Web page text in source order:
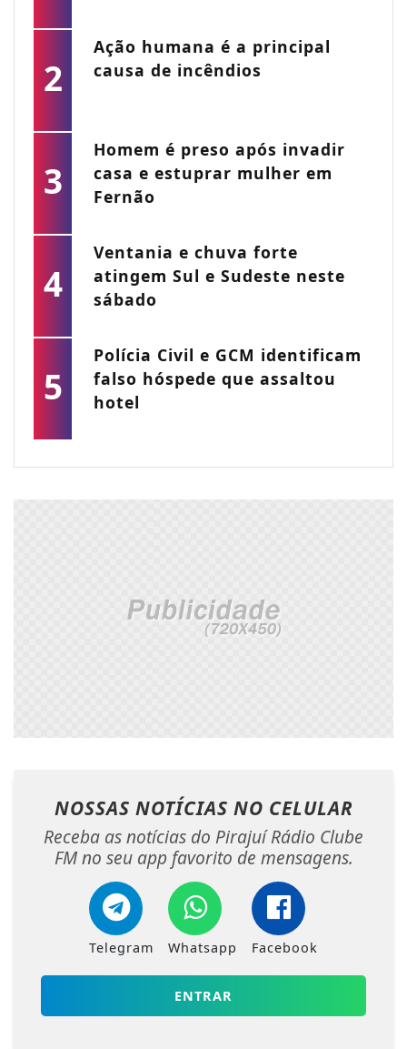
2
Ação humana é a principal
causa de incêndios
3
Homem é preso após invadir
casa e estuprar mulher em
Fernão
4
Ventania e chuva forte
atingem Sul e Sudeste neste
sábado
5
Polícia Civil e GCM identificam
falso hóspede que assaltou
hotel
NOSSAS NOTÍCIAS NO CELULAR
Receba as notícias do Pirajuí Rádio Clube
FM no seu app favorito de mensagens.
Telegram Whatsapp Facebook
ENTRAR